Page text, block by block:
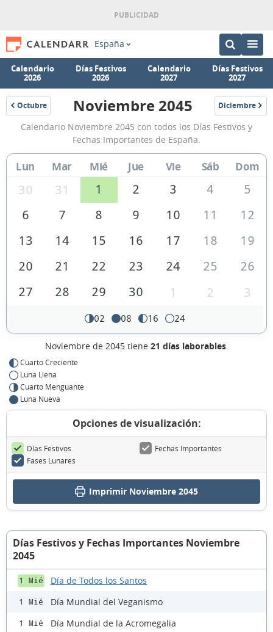
España
Calendario
2026
Días Festivos
2026
Calendario
2027
Días Festivos
2027
Octubre
2045
Calendario
Noviembre
2045
de
España
Noviembre 2045 Diciembre
2045
Calendario Noviembre 2045 con todos los Días Festivos y
Fechas Importantes de España.
Lun Mar Mié Jue Vie Sáb Dom
30 31 1 2 3 4
5
6
7 8 9 10 11
12
13
14 15 16 17 18
19
20
21 22 23 24 25
26
27
28 29 30 1 2 3
02 08 16 24
Noviembre de 2045 tiene 21 días laborables.
Cuarto Creciente
Luna Llena
Cuarto Menguante
Luna Nueva
Opciones de visualización:
Días Festivos
Fechas Importantes
Fases Lunares
Imprimir Noviembre 2045
Días Festivos y Fechas Importantes Noviembre
2045
1 Mié Día de Todos los Santos
1 Mié Día Mundial del Veganismo
1 Mié Día Mundial de la Acromegalia